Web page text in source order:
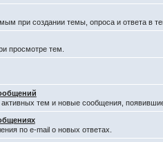
при создании темы, опроса и ответа в
просмотре тем.
активных тем и новые сообщения,
по e-mail о новых ответах.